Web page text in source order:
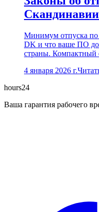
Минимум отпуска по
DK и что ваше ПО
страны. Компактный
4 января 2026 г.
hours24
Ваша гарантия рабочего